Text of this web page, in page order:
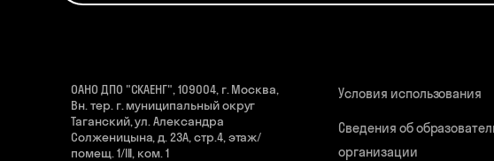
ОАНО ДПО "СКАЕНГ", 109004, г. Москва,
Вн. тер. г. муниципальный округ
Таганский, ул. Александра
Солженицына, д. 23А, стр.4, этаж/
помещ. 1/III, ком. 1
Условия использования
Сведения об
организации